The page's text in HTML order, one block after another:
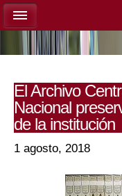
El Archivo
Nacional
de la institución
1 agosto, 2018